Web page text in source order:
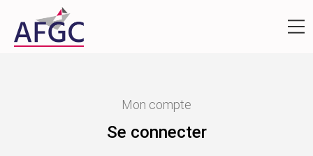
Mon compte
Se connecter